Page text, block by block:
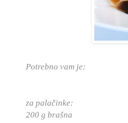
Potrebno vam je:
za palačinke:
200 g brašna